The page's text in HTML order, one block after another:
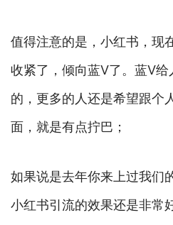
值得注意的是，小红书，现
收紧了，倾向蓝V了。蓝V
的，更多的人还是希望跟个
面，就是有点拧巴；
如果说是去年你来上过我们
小红书引流的效果还是非常